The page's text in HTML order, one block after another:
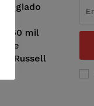
60 mil
de
Russell